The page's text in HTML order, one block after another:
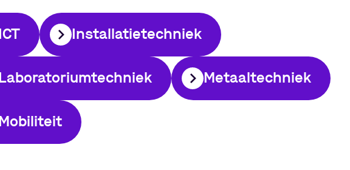
ICT Installatietechniek
Laboratoriumtechniek Metaaltechniek
Mobiliteit